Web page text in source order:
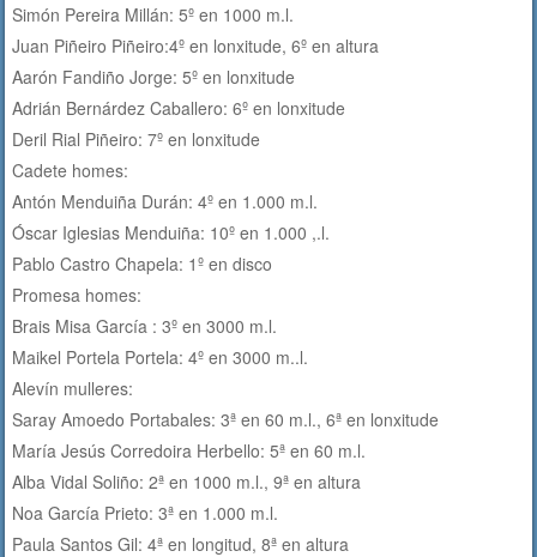
Simón Pereira Millán: 5º en 1000 m.l.
Juan Piñeiro Piñeiro:4º en lonxitude, 6º en altura
Aarón Fandiño Jorge: 5º en lonxitude
Adrián Bernárdez Caballero: 6º en lonxitude
Deril Rial Piñeiro: 7º en lonxitude
Cadete homes:
Antón Menduiña Durán: 4º en 1.000 m.l.
Óscar Iglesias Menduiña: 10º en 1.000 ,.l.
Pablo Castro Chapela: 1º en disco
Promesa homes:
Brais Misa García : 3º en 3000 m.l.
Maikel Portela Portela: 4º en 3000 m..l.
Alevín mulleres:
Saray Amoedo Portabales: 3ª en 60 m.l., 6ª en lonxitude
María Jesús Corredoira Herbello: 5ª en 60 m.l.
Alba Vidal Soliño: 2ª en 1000 m.l., 9ª en altura
Noa García Prieto: 3ª en 1.000 m.l.
Paula Santos Gil: 4ª en longitud, 8ª en altura